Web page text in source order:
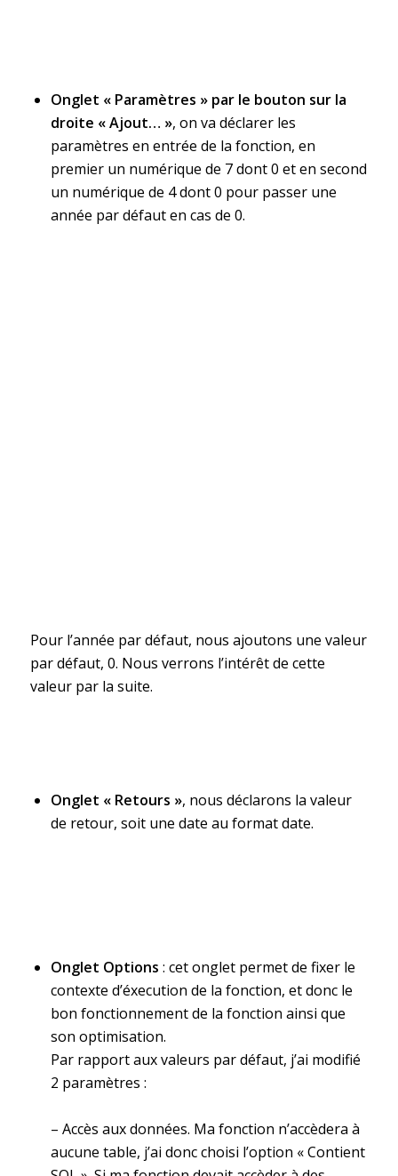
Onglet « Paramètres » par le bouton sur la
droite « Ajout… », on va déclarer les
paramètres en entrée de la fonction, en
premier un numérique de 7 dont 0 et en second
un numérique de 4 dont 0 pour passer une
année par défaut en cas de 0.
Pour l’année par défaut, nous ajoutons une valeur
par défaut, 0. Nous verrons l’intérêt de cette
valeur par la suite.
Onglet « Retours », nous déclarons la valeur
de retour, soit une date au format date.
Onglet Options : cet onglet permet de fixer le
contexte d’éxecution de la fonction, et donc le
bon fonctionnement de la fonction ainsi que
son optimisation.
Par rapport aux valeurs par défaut, j’ai modifié
2 paramètres :
– Accès aux données. Ma fonction n’accèdera à
aucune table, j’ai donc choisi l’option « Contient